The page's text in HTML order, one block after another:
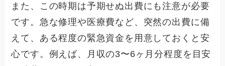
また、この時期は予期せぬ出費にも注意が必要
です。急な修理や医療費など、突然の出費に備
えて、ある程度の緊急資金を用意しておくと安
心です。例えば、月収の3〜6ヶ月分程度を目安